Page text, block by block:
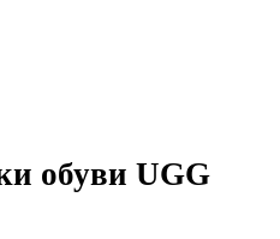
обуви UGG